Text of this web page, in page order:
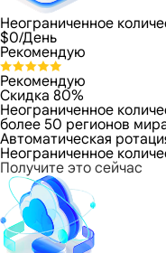
Неограниченное
$0/День
Рекомендую
Рекомендую
Скидка 80%
Неограниченное
более 50 регионов
Автоматическая
Неограниченное
Получите это сейчас